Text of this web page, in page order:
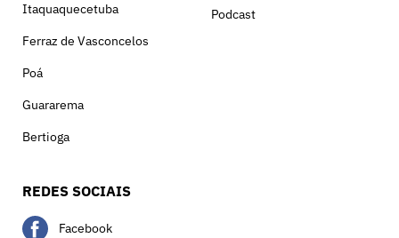
Itaquaquecetuba
Ferraz de Vasconcelos
Poá
Guararema
Bertioga
Podcast
REDES SOCIAIS
Facebook